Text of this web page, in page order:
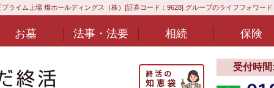
ライム上場 燦ホールディングス（株）[証券コード：9628] グループのライフフォワー
お墓 法事・法要 相続 保険
受付時